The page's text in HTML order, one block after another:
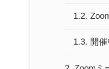
1.2.
1.3. 開